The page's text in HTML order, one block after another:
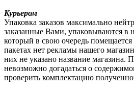
Курьером
Упаковка заказов максимально
заказанные Вами, упаковываются в
который в свою очередь
пакетах нет рекламы нашего
них не указано название магазина.
невозможно догадаться о
проверить комплектацию